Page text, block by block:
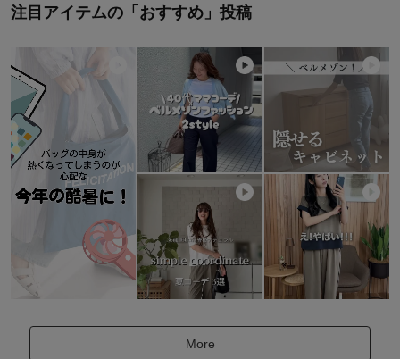
注目アイテムの「おすすめ」投稿
More